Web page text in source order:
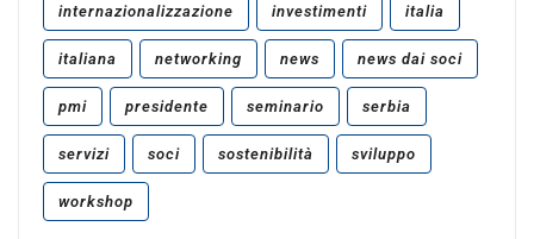
internazionalizzazione investimenti italia
italiana networking news news dai soci
pmi presidente seminario serbia
servizi soci sostenibilità sviluppo
workshop